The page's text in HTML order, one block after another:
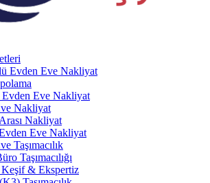
Evden Eve Nakliyat
Evden Eve Nakliyat
Nakliyat
Nakliyat
Eve Nakliyat
Taşımacılık
Taşımacılığı
& Ekspertiz